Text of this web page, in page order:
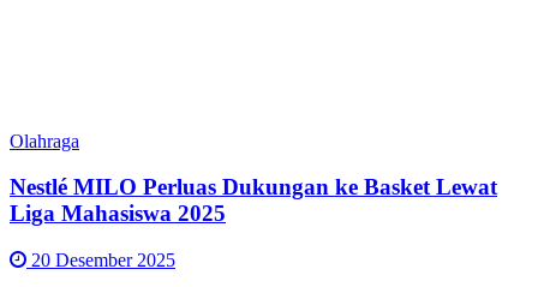
Olahraga
Nestlé MILO Perluas Dukungan ke Basket Lewat
Liga Mahasiswa 2025
20 Desember 2025